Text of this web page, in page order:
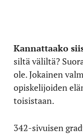
Kannattaako
siltä väliltä?
ole. Jokainen
opiskelijoiden
toisistaan.
342-sivuisen